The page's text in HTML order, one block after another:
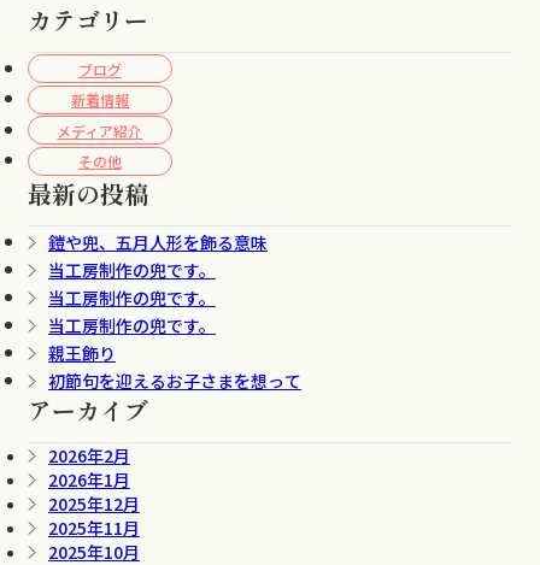
カテゴリー
ブログ
新着情報
メディア紹介
その他
最新の投稿
鎧や兜、五月人形を飾る意味
当工房制作の兜です。
当工房制作の兜です。
当工房制作の兜です。
親王飾り
初節句を迎えるお子さまを想って
アーカイブ
2026年2月
2026年1月
2025年12月
2025年11月
2025年10月